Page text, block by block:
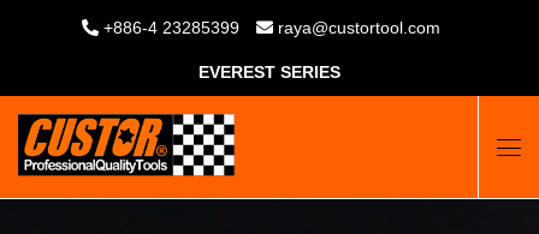
+886-4 23285399 raya@custortool.com
EVEREST SERIES